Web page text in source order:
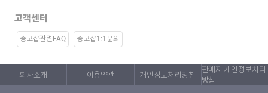
고객센터
중고샵관련FAQ 중고샵1:1문의
회사소개 이용약관 개인정보처리방침
판매자 개인정보처리
방침